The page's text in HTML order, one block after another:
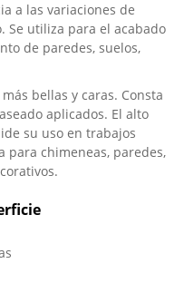
a las variaciones de
Se utiliza para el acabado
de paredes, suelos,
bellas y caras. Consta
aplicados. El alto
su uso en trabajos
para chimeneas, paredes,